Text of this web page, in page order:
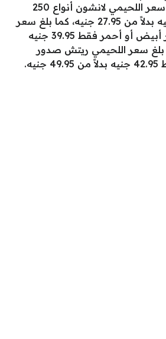
31.95 جنيه، كما بلغ سعر اللحيمي لانشون أنواع 250
جرام فقط 24.95 جنيه بدلاً من 27.95 جنيه، كما بلغ سعر
250 جرام جبن شيدر أبيض أو أحمر فقط 39.95 جنيه
49.95 جنيه، بلغ سعر اللحيمي ريتش صدور